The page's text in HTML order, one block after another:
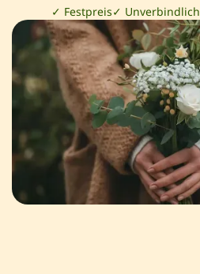
✓ Festpreis✓ Unverbindlich